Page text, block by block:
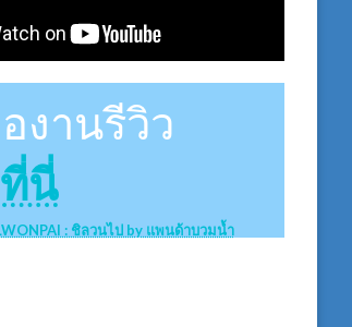
งานรีวิว
นี่
: ชิลวนไป by แพนด้าบวมน้ำ